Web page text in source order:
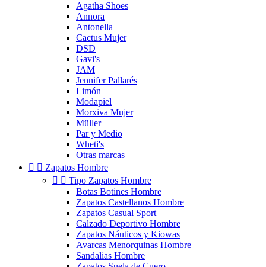
Agatha Shoes
Annora
Antonella
Cactus Mujer
DSD
Gavi's
JAM
Jennifer Pallarés
Limón
Modapiel
Morxiva Mujer
Müller
Par y Medio
Wheti's
Otras marcas
  Zapatos Hombre
  Tipo Zapatos Hombre
Botas Botines Hombre
Zapatos Castellanos Hombre
Zapatos Casual Sport
Calzado Deportivo Hombre
Zapatos Náuticos y Kiowas
Avarcas Menorquinas Hombre
Sandalias Hombre